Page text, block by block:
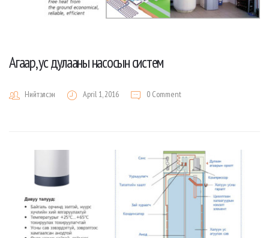
Агаар, ус дулааны насосын систем
Нийтэлсэн April 1, 2016 0 Comment